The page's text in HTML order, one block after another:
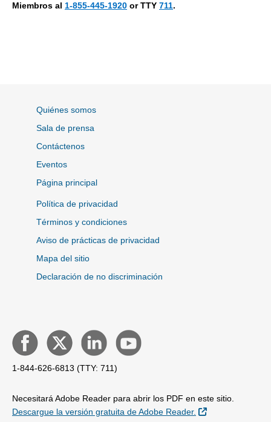
Miembros al 1-855-445-1920 or TTY 711.
Quiénes somos
Sala de prensa
Contáctenos
Eventos
Página principal
Política de privacidad
Términos y condiciones
Aviso de prácticas de privacidad
Mapa del sitio
Declaración de no discriminación
1-844-626-6813 (TTY: 711)
Necesitará Adobe Reader para abrir los PDF en este sitio.
Descargue la versión gratuita de Adobe Reader.
External Link